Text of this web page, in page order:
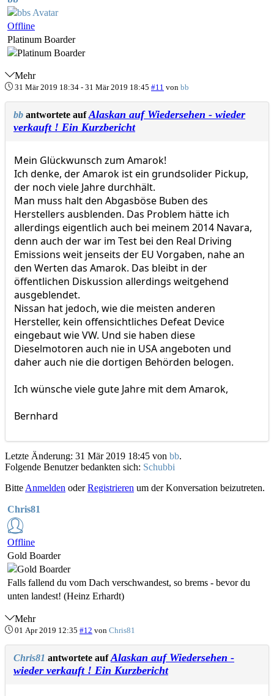
Offline
Platinum Boarder
Mehr
31 Mär 2019 18:34 - 31 Mär 2019 18:45 #11 von bb
bb antwortete aufAlaskan auf Wiedersehen - wieder
verkauft ! Ein Kurzbericht
Mein Glückwunsch zum Amarok!
Ich denke, der Amarok ist ein grundsolider Pickup,
der noch viele Jahre durchhält.
Man muss halt den Abgasböse Buben des
Herstellers ausblenden. Das Problem hätte ich
allerdings eigentlich auch bei meinem 2014 Navara,
denn auch der war im Test bei den Real Driving
Emissions weit jenseits der EU Vorgaben, nahe an
den Werten das Amarok. Das bleibt in der
öffentlichen Diskussion allerdings weitgehend
ausgeblendet.
Nissan hat jedoch, wie die meisten anderen
Hersteller, kein offensichtliches Defeat Device
eingebaut wie VW. Und sie haben diese
Dieselmotoren auch nie in USA angeboten und
daher auch nie die dortigen Behörden belogen.
Ich wünsche viele gute Jahre mit dem Amarok,
Bernhard
Letzte Änderung: 31 Mär 2019 18:45 von bb.
Folgende Benutzer bedankten sich: Schubbi
Bitte Anmelden oderRegistrieren um der Konversation beizutreten.
Chris81
Offline
Gold Boarder
Falls fallend du vom Dach verschwandest, so brems - bevor du
unten landest! (Heinz Erhardt)
Mehr
01 Apr 2019 12:35 #12 von Chris81
Chris81 antwortete aufAlaskan auf Wiedersehen -
wieder verkauft ! Ein Kurzbericht